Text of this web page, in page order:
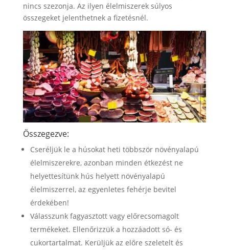
nincs szezonja. Az ilyen élelmiszerek súlyos
összegeket jelenthetnek a fizetésnél.
Összegezve:
Cseréljük le a húsokat heti többször növényalapú
élelmiszerekre, azonban minden étkezést ne
helyettesítünk hús helyett növényalapú
élelmiszerrel, az egyenletes fehérje bevitel
érdekében!
Válasszunk fagyasztott vagy előrecsomagolt
termékeket. Ellenőrizzük a hozzáadott só- és
cukortartalmat. Kerüljük az előre szeletelt és